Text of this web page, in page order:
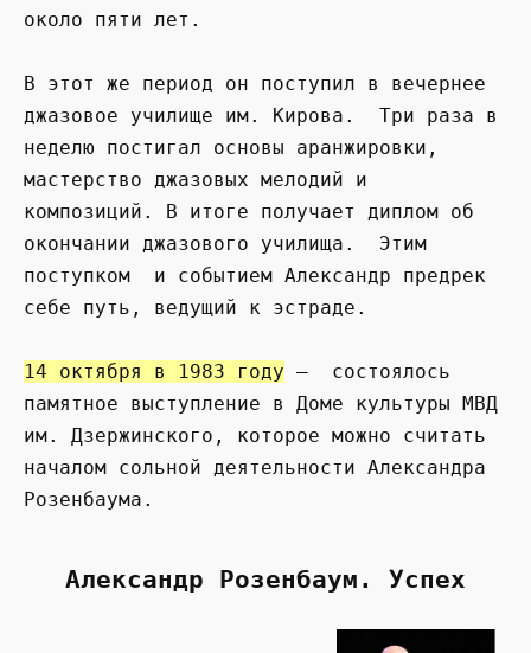
около пяти лет.
В этот же период он поступил в вечернее
джазовое училище им. Кирова. Три раза в
неделю постигал основы аранжировки,
мастерство джазовых мелодий и
композиций. В итоге получает диплом об
окончании джазового училища. Этим
поступком и событием Александр предрек
себе путь, ведущий к эстраде.
14 октября в 1983 году — состоялось
памятное выступление в Доме культуры МВД
им. Дзержинского, которое можно считать
началом сольной деятельности Александра
Розенбаума.
Александр Розенбаум. Успех